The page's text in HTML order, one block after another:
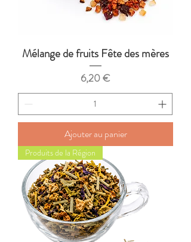
Mélange de fruits Fête des mères
Prix
6,20 €
Ajouter au panier
Produits de la Région